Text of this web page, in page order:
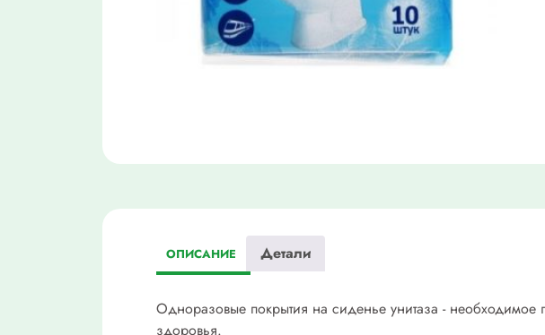
ОПИСАНИЕ Детали
Одноразовые покрытия на сиденье унитаза - необходимое
здоровья.